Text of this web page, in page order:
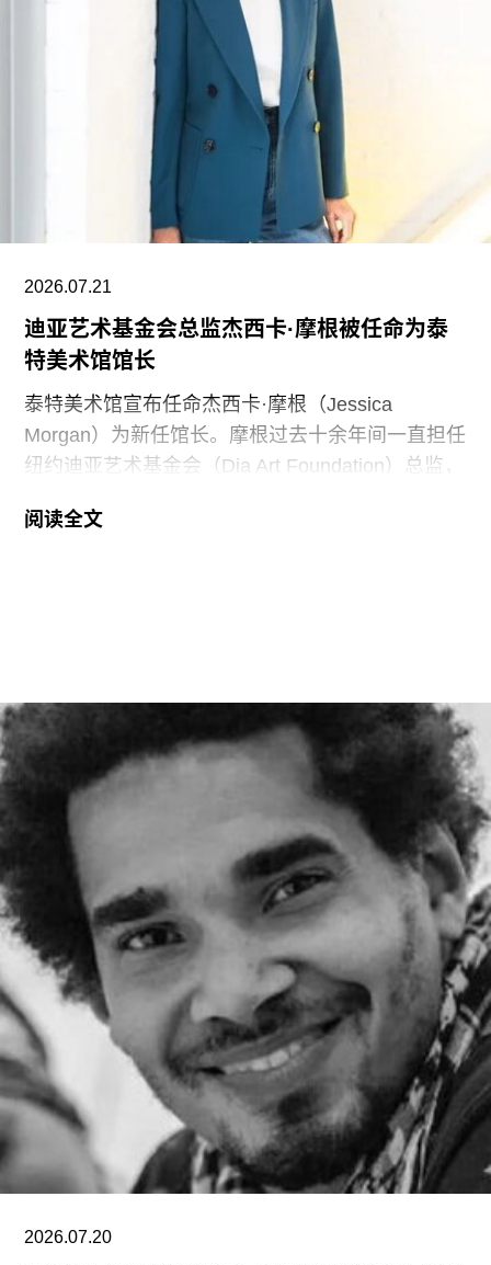
已达到9750万美元。同时，他们还带动了其他慈善
捐赠者向范德堡大学旧金山校区扩建项目捐赠共计
黄仁勋在一份声明中表示，此次捐赠旨在培养新一
代创作者，进一步巩固旧金山作为创新与创意之都
的文化基础。“技术拓展了我们能够创造什么，而艺
术与设计决定了我们为何创造。二者共同塑造了文
成为全球市值最高的企业之一，也是全球人工智能
浪潮中的核心企业。此次向范德堡大学新校区捐赠
的同时，
2026.07.21
迪亚艺术基金会总监杰西卡·摩根被任命为泰
特美术馆馆长
泰特美术馆宣布任命杰西卡·摩根（Jessica
Morgan）为新任馆长。摩根过去十余年间一直担任
纽约迪亚艺术基金会（Dia Art Foundation）总监，
位，后者在担任馆长九年后于今年春季离任。摩根
多个职务，包括国际艺术策展人，因此一直被视为
这一职位的热门人选。不过薪酬问题曾是任命过程
中的重要障碍，因为摩根在迪亚艺术基金会的收入
明显高于巴尔肖。泰特美术馆主席罗兰·拉德
（Roland Rudd）向《卫报》透露，摩根在接受这
一职位时接受了“大幅降薪”。
摩根加入泰特美术馆之际，正值该机构处于动荡时
期。泰特美术馆目前正面临财务困境，最近的一份
报告显示其运营处于亏损状态。泰特美术馆曾试图
通过裁员来解决资金问题，导致员工士气急剧下降
并引发了罢工。此外，尽管翠西·艾敏和弗里达·卡
罗的展览广受好评，但去年泰特不列颠美术馆和泰
特现代美术馆的参观人数仍远低于疫情前的水平。
摩根于2015年加入迪亚艺术基金会担任总监。任职
期间，她丰富了基金会的藏品结构，并增加了女性
艺术家的代表比例。此前在泰特工作期间，她策划
了广受好评的2015年回顾展“世界走向波普”（The
阅读全文
2026.07.20